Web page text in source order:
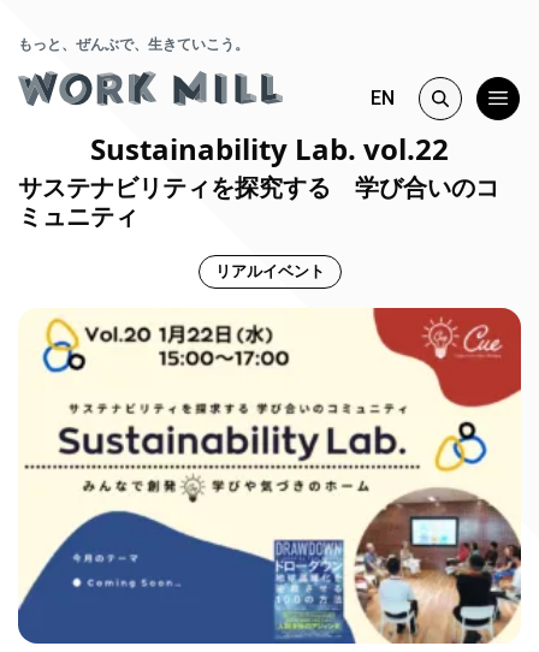
もっと、ぜんぶで、生きていこう。
EN
Sustainability Lab. vol.22
サステナビリティを探究する 学び合いのコ
ミュニティ
リアルイベント